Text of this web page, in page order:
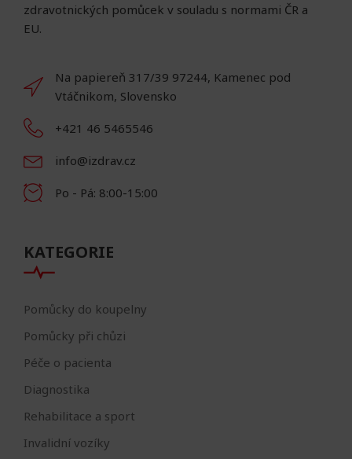
zdravotnických pomůcek v souladu s normami ČR a
EU.
Na papiereň 317/39 97244, Kamenec pod
Vtáčnikom, Slovensko
+421 46 5465546
info@izdrav.cz
Po - Pá: 8:00-15:00
KATEGORIE
Pomůcky do koupelny
Pomůcky při chůzi
Péče o pacienta
Diagnostika
Rehabilitace a sport
Invalidní vozíky